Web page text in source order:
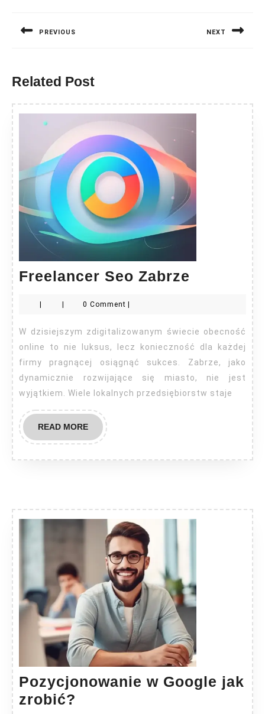
PREVIOUS NEXT
Related Post
Freelancer Seo Zabrze
0 Comment
W dzisiejszym zdigitalizowanym świecie obecność
online to nie luksus, lecz konieczność dla każdej
firmy pragnącej osiągnąć sukces. Zabrze, jako
dynamicznie rozwijające się miasto, nie jest
wyjątkiem. Wiele lokalnych przedsiębiorstw staje
READ MOREREAD
MORE
Pozycjonowanie w Google jak
zrobić?